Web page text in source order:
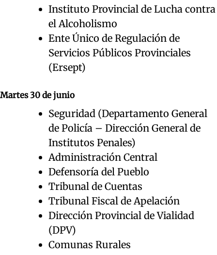
Instituto Provincial de Lucha contra
el Alcoholismo
Ente Único de Regulación de
Servicios Públicos Provinciales
(Ersept)
Martes 30 de junio
Seguridad (Departamento General
de Policía – Dirección General de
Institutos Penales)
Administración Central
Defensoría del Pueblo
Tribunal de Cuentas
Tribunal Fiscal de Apelación
Dirección Provincial de Vialidad
(DPV)
Comunas Rurales